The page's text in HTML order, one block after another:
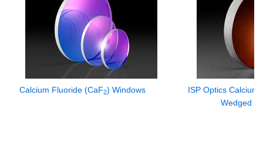
Calcium Fluoride (CaF2) Windows
ISP Optics Calcium
Wedged